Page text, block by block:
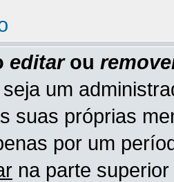
editarou
um
suas próprias
por um
na parte